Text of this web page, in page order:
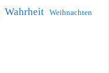
Wahrheit Weihnachten